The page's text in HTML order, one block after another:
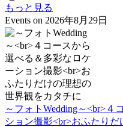
もっと見る
Events on 2026年8月29日
～フォトWedding～<br>４
ション撮影<br>おふたり